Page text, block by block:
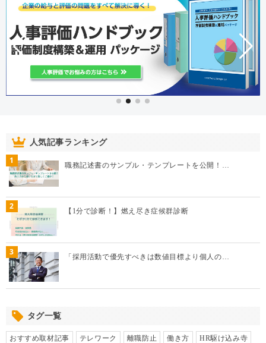
人気記事ランキング
1 職務記述書のサンプル・テンプレートを公開！…
2 【1分で診断！】燃え尽き症候群診断
3 「採用活動で優先すべきは数値目標より個人の…
タグ一覧
おすすめ取材記事 テレワーク 離職防止 働き方 HR駆け込み寺